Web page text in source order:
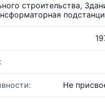
строительства,
Не